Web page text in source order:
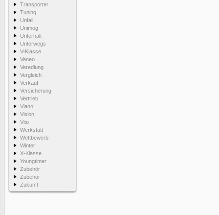
Transporter
Tuning
Unfall
Unimog
Unterhalt
Unterwegs
V-Klasse
Vaneo
Veredlung
Vergleich
Verkauf
Versicherung
Vertrieb
Viano
Vision
Vito
Werkstatt
Wettbewerb
Winter
X-Klasse
Youngtimer
Zubehör
Zubehör
Zukunft